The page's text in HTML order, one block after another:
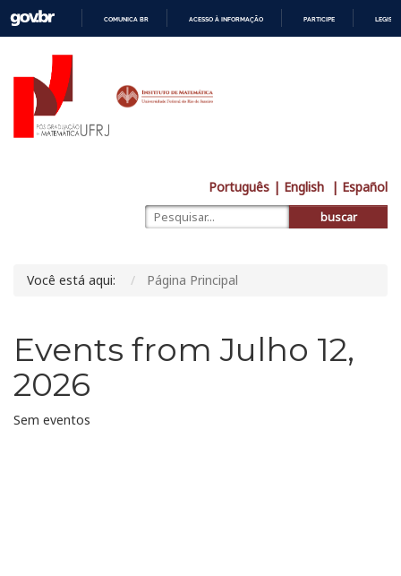
COMUNICA BR ACESSO À INFORMAÇÃO PARTICIPE
Português | English | Español
buscar
Você está aqui: Página Principal
Events from Julho 12,
2026
Sem eventos